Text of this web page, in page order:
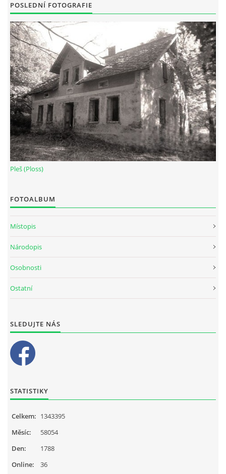
POSLEDNÍ FOTOGRAFIE
Pleš (Ploss)
FOTOALBUM
Místopis
Národopis
Osobnosti
Ostatní
SLEDUJTE NÁS
STATISTIKY
Online: 36
Celkem: 1343395
Měsíc:
58054
Den:
1788